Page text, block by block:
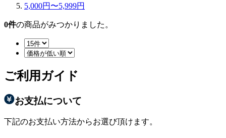
5,000円〜5,999円
0件の商品がみつかりました。
ご利用ガイド
お支払について
下記のお支払い方法からお選び頂けます。